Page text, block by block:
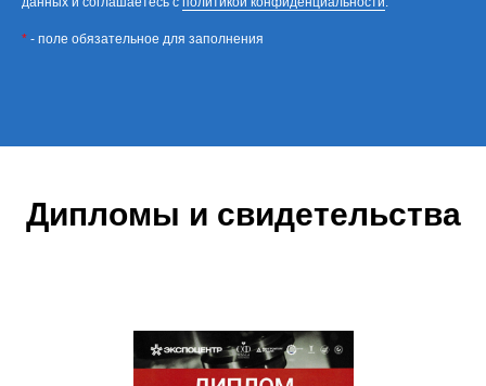
* - поле обязательное для заполнения
Дипломы и свидетельства